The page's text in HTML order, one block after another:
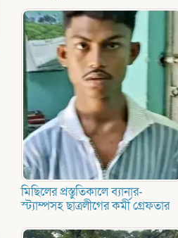
মিছিলের প্রস্তুতিকালে ব্যানার-
স্ট্যাম্পসহ ছাত্রলীগের কর্মী গ্রেফতার